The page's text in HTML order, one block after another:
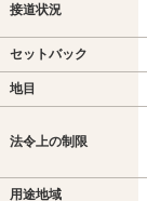
接道状況
セットバック
地目
法令上の制限
用途地域